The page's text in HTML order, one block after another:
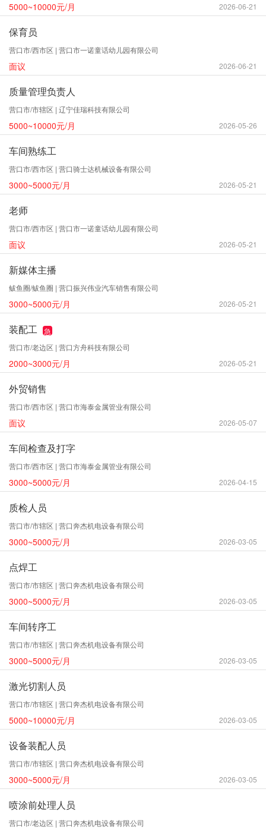
5000~10000元/月 2026-06-21
保育员
营口市/西市区 | 营口市一诺童话幼儿园有限公司
面议 2026-06-21
质量管理负责人
营口市/市辖区 | 辽宁佳瑞科技有限公司
5000~10000元/月 2026-05-26
车间熟练工
营口市/西市区 | 营口骑士达机械设备有限公司
3000~5000元/月 2026-05-21
老师
营口市/西市区 | 营口市一诺童话幼儿园有限公司
面议 2026-05-21
新媒体主播
鲅鱼圈/鲅鱼圈 | 营口振兴伟业汽车销售有限公司
3000~5000元/月 2026-05-21
装配工
急
营口市/老边区 | 营口方舟科技有限公司
2000~3000元/月 2026-05-21
外贸销售
营口市/西市区 | 营口市海泰金属管业有限公司
面议 2026-05-07
车间检查及打字
营口市/西市区 | 营口市海泰金属管业有限公司
3000~5000元/月 2026-04-15
质检人员
营口市/市辖区 | 营口奔杰机电设备有限公司
3000~5000元/月 2026-03-05
点焊工
营口市/市辖区 | 营口奔杰机电设备有限公司
3000~5000元/月 2026-03-05
车间转序工
营口市/市辖区 | 营口奔杰机电设备有限公司
3000~5000元/月 2026-03-05
激光切割人员
营口市/市辖区 | 营口奔杰机电设备有限公司
5000~10000元/月 2026-03-05
设备装配人员
营口市/市辖区 | 营口奔杰机电设备有限公司
3000~5000元/月 2026-03-05
喷涂前处理人员
营口市/老边区 | 营口奔杰机电设备有限公司